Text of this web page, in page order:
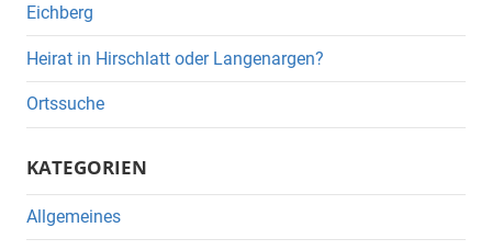
Eichberg
Heirat in Hirschlatt oder Langenargen?
Ortssuche
KATEGORIEN
Allgemeines